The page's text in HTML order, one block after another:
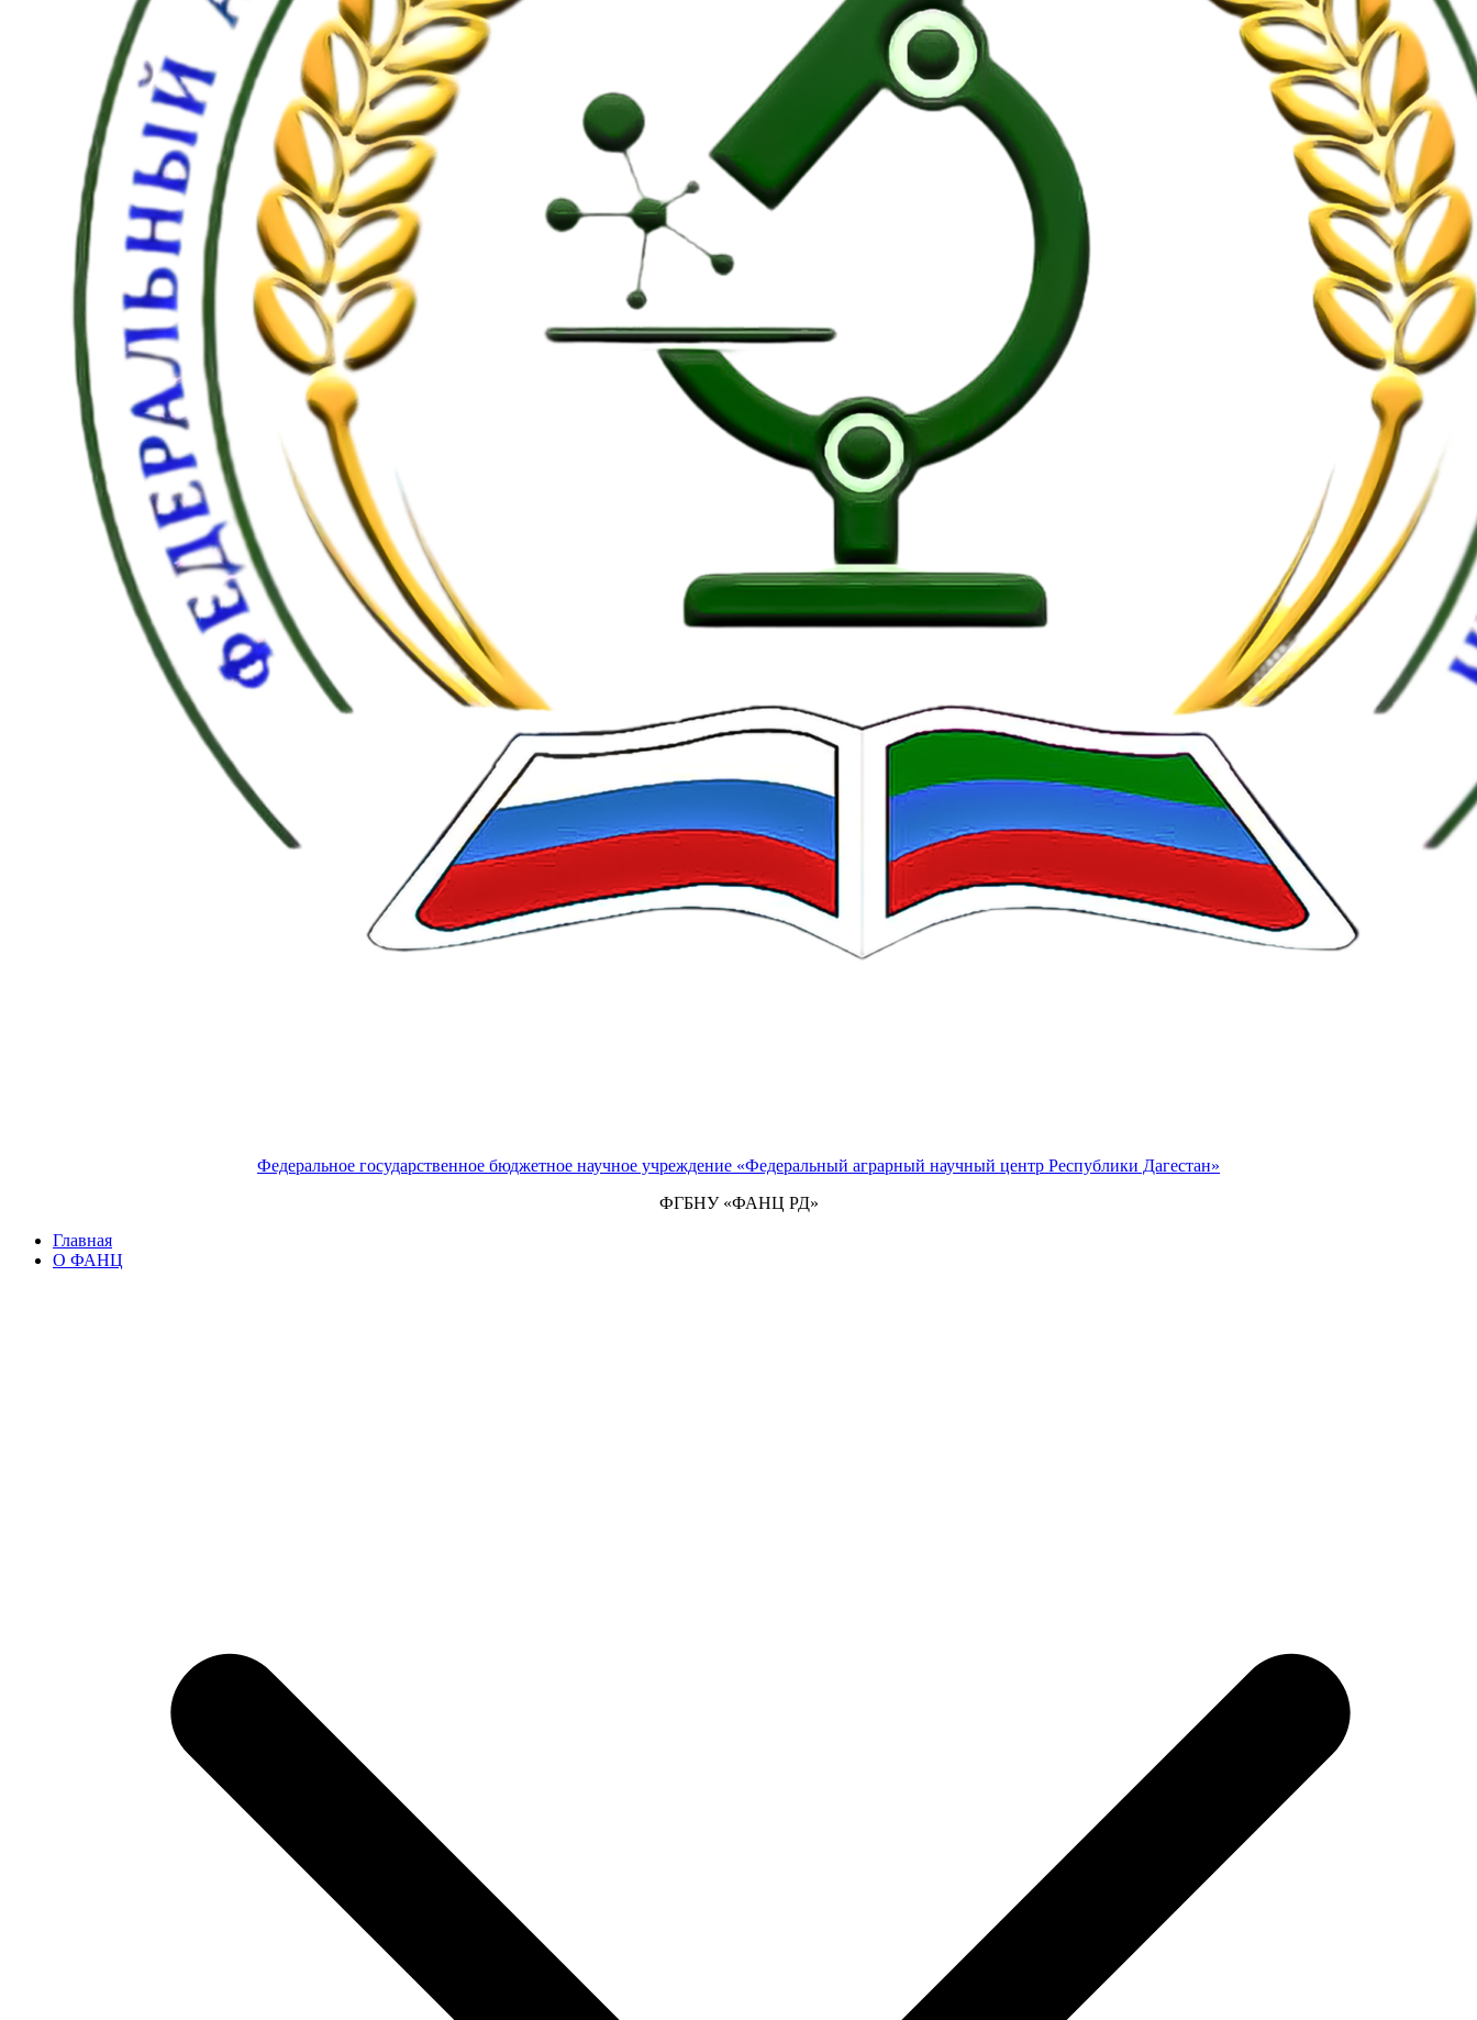
Федеральное государственное бюджетное научное учреждение «Федеральный аграрный научный центр Республики Дагестан»
ФГБНУ «ФАНЦ РД»
Главная
О ФАНЦ